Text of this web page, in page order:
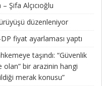
Şifa Alçıcıoğlu
düzenleniyor
fiyat ayarlaması yaptı
taşındı: “Güvenlik
olan” bir arazinin hangi
merak konusu”